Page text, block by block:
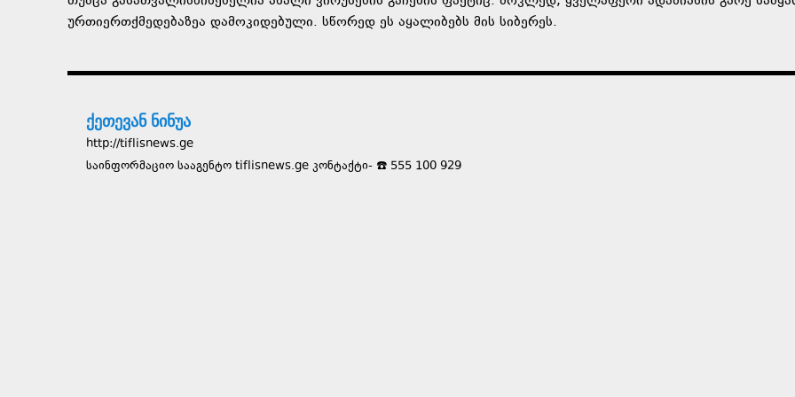
ურთიერთქმედებაზეა დამოკიდებული. სწორედ ეს აყალიბებს მის სიბერეს.
ქეთევან ნინუა
http://tiflisnews.ge
საინფორმაციო სააგენტო tiflisnews.ge კონტაქტი- ☎️ 555 100 929